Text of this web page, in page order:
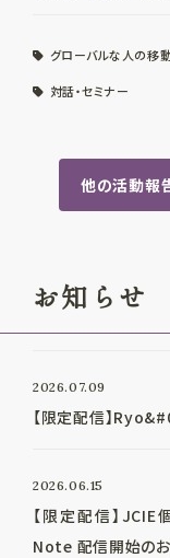
グローバルな人の移
対話・セミナー
他の活動報
お知らせ
2026.07.09
【限定配信】
2026.06.15
【限定配信】
Note 配信開始の